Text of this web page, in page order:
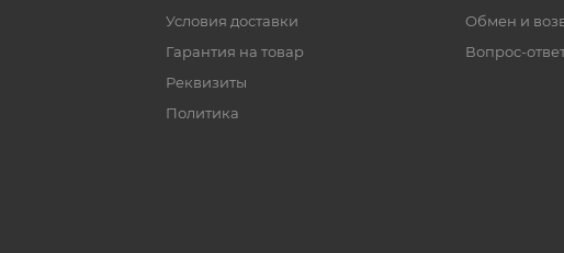
Условия доставки
Гарантия на товар
Реквизиты
Политика
Обмен и
Вопрос-